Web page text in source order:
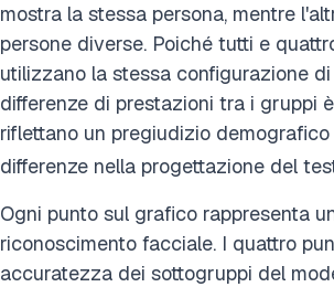
mostra la stessa persona, mentre
persone diverse. Poiché tutti e
utilizzano la stessa configurazione
differenze di prestazioni tra i gruppi
riflettano un pregiudizio
differenze nella progettazione del
Ogni punto sul grafico rappresenta
riconoscimento facciale. I quattro
accuratezza dei sottogruppi del